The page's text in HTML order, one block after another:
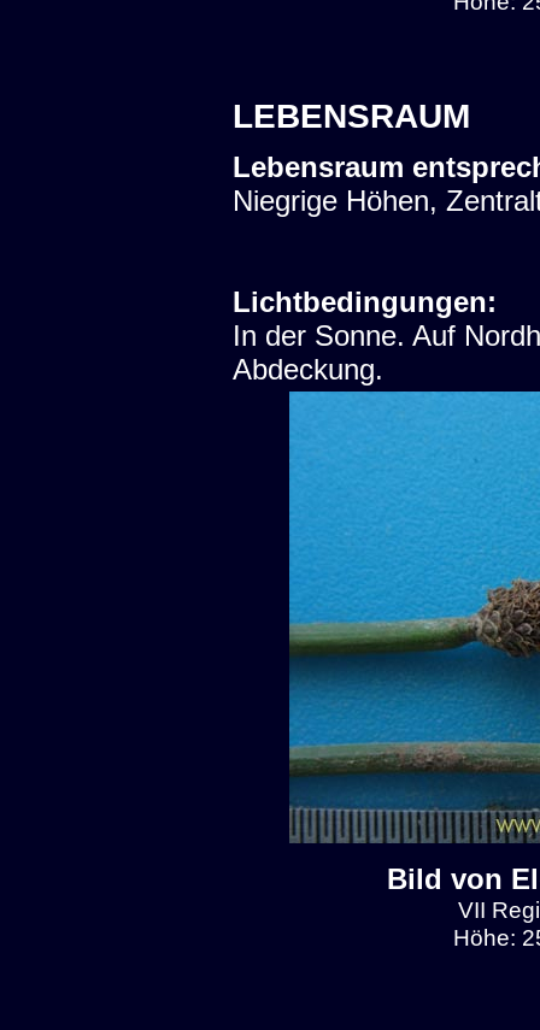
LEBENSRAUM
Lebensraum
Niegrige Höhen,
Lichtbedingungen:
In der Sonne. Auf
Abdeckung.
Bild von
VII
Höhe: